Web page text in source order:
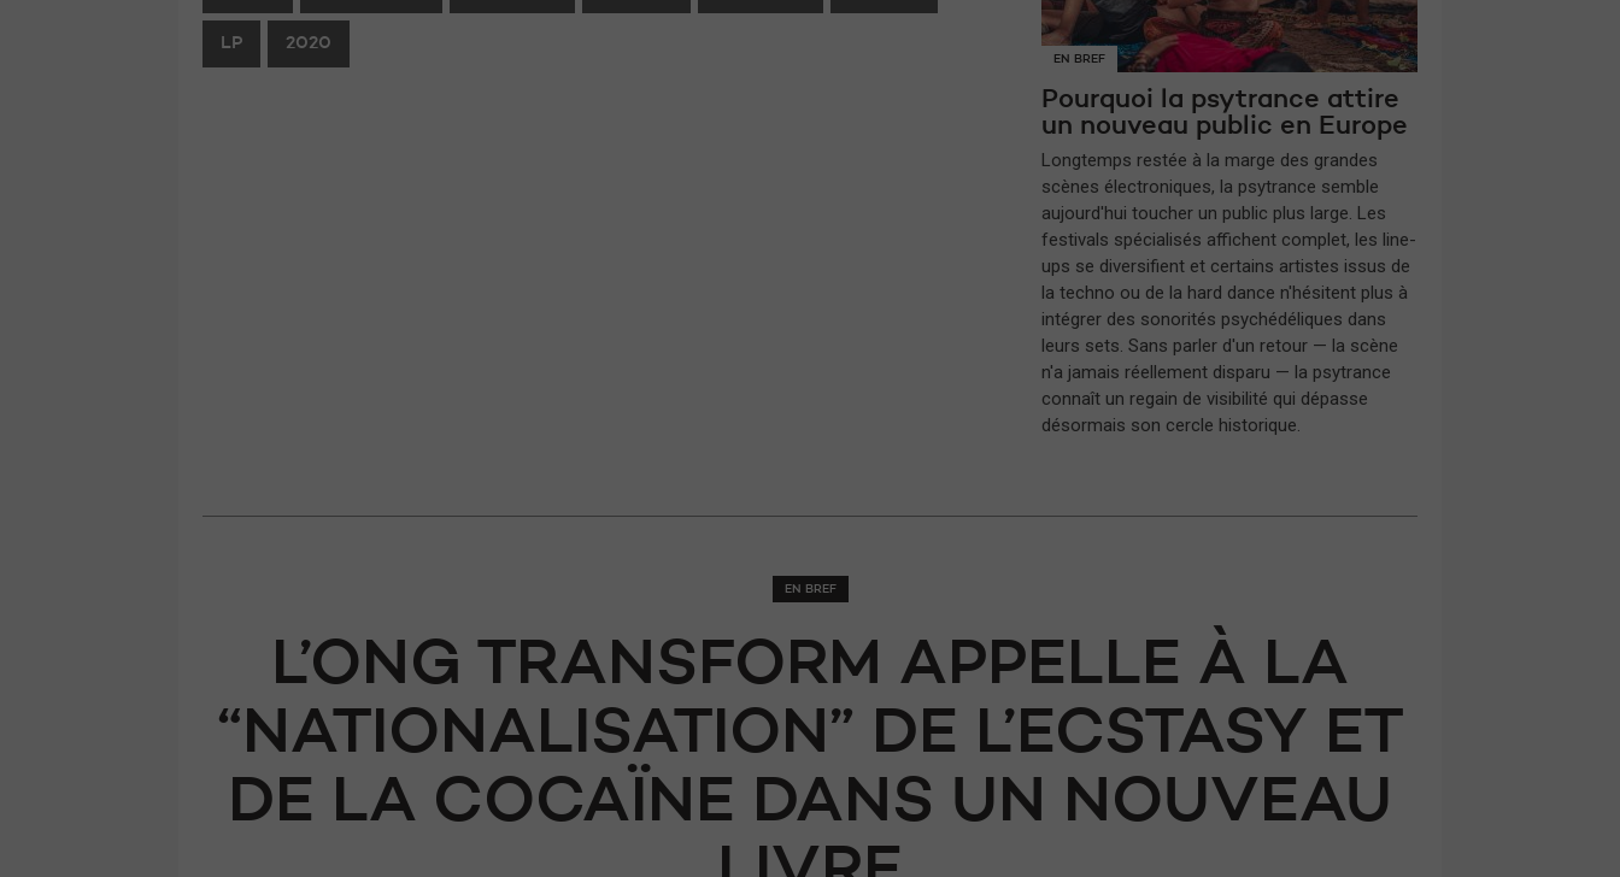
LP 2020
EN BREF
Pourquoi la psytrance attire
un nouveau public en Europe
​Longtemps restée à la marge des grandes
scènes électroniques, la psytrance semble
aujourd'hui toucher un public plus large. Les
festivals spécialisés affichent complet, les line-
ups se diversifient et certains artistes issus de
la techno ou de la hard dance n'hésitent plus à
intégrer des sonorités psychédéliques dans
leurs sets. Sans parler d'un retour — la scène
n'a jamais réellement disparu — la psytrance
connaît un regain de visibilité qui dépasse
désormais son cercle historique.
EN BREF
L’ONG TRANSFORM APPELLE À LA
“NATIONALISATION” DE L’ECSTASY ET
DE LA COCAÏNE DANS UN NOUVEAU